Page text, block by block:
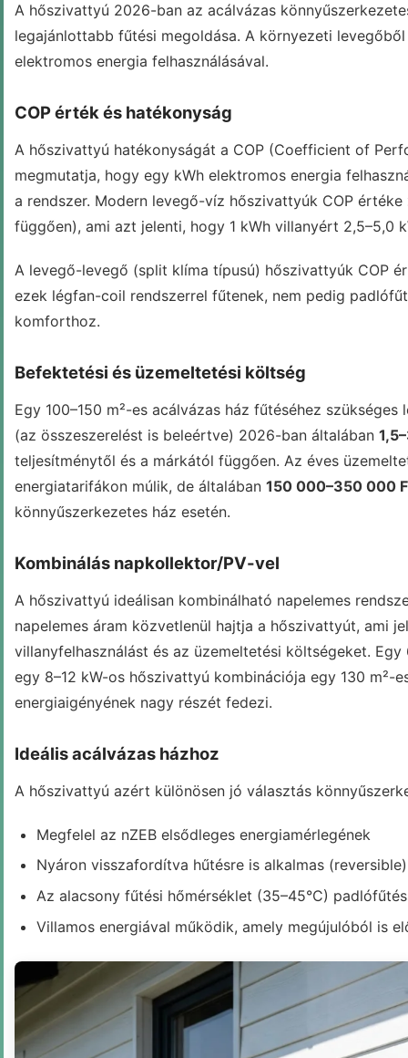
A hőszivattyú 2026-ban az acálvázas
legajánlottabb fűtési megoldása. A környezeti
elektromos energia felhasználásával.
COP érték és hatékonyság
A hőszivattyú hatékonyságát a COP (Coefficient of
megmutatja, hogy egy kWh elektromos energia
a rendszer. Modern levegő-víz hőszivattyúk COP értéke
függően), ami azt jelenti, hogy 1 kWh villanyért 2,5–5,0
A levegő-levegő (split klíma típusú) hőszivattyúk COP
ezek légfan-coil rendszerrel fűtenek, nem pedig
komforthoz.
Befektetési és üzemeltetési költség
Egy 100–150 m²-es acálvázas ház fűtéséhez
(az összeszerelést is beleértve) 2026-ban általában
teljesítménytől és a márkától függően. Az éves
energiatarifákon múlik, de általában 150 000–350 000
könnyűszerkezetes ház esetén.
Kombinálás napkollektor/PV-vel
A hőszivattyú ideálisan kombinálható napelemes
napelemes áram közvetlenül hajtja a hőszivattyút, ami
villanyfelhasználást és az üzemeltetési költségeket.
egy 8–12 kW-os hőszivattyú kombinációja egy 130 m²-
energiaigényének nagy részét fedezi.
Ideális acálvázas házhoz
A hőszivattyú azért különösen jó választás
Megfelel az nZEB elsődleges energiamérlegének
Nyáron visszafordítva hűtésre is alkalmas (reversible)
Az alacsony fűtési hőmérséklet (35–45°C)
Villamos energiával működik, amely megújulóból is